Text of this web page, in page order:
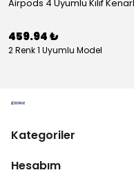
459.94 ₺
2 Renk 1 Uyumlu Model
Kategoriler
Hesabım